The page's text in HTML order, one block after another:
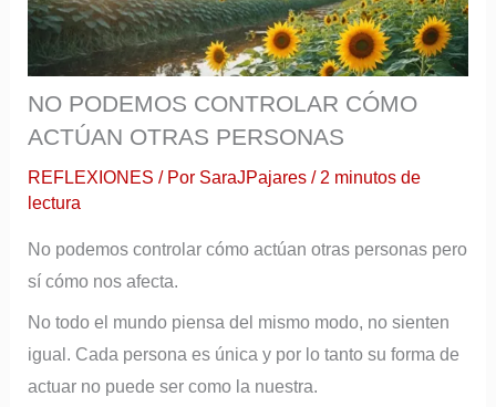
NO PODEMOS CONTROLAR CÓMO
ACTÚAN OTRAS PERSONAS
REFLEXIONES / Por SaraJPajares / 2 minutos de
lectura
No podemos controlar cómo actúan otras personas pero
sí cómo nos afecta.
No todo el mundo piensa del mismo modo, no sienten
igual. Cada persona es única y por lo tanto su forma de
actuar no puede ser como la nuestra.
c
o
r
r
e
o
e
l
e
c
t